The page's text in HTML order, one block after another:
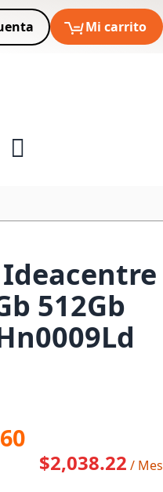
Mi carrito
512Gb
$2,038.22 / Mes